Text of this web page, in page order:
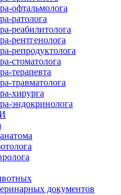
офтальмолога
ратолога
реабилитолога
рентгенолога
репродуктолога
стоматолога
терапевта
травматолога
хирурга
эндокринолога
документов